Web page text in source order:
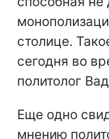
столице.
сегодня во
политолог
Еще одно
мнению